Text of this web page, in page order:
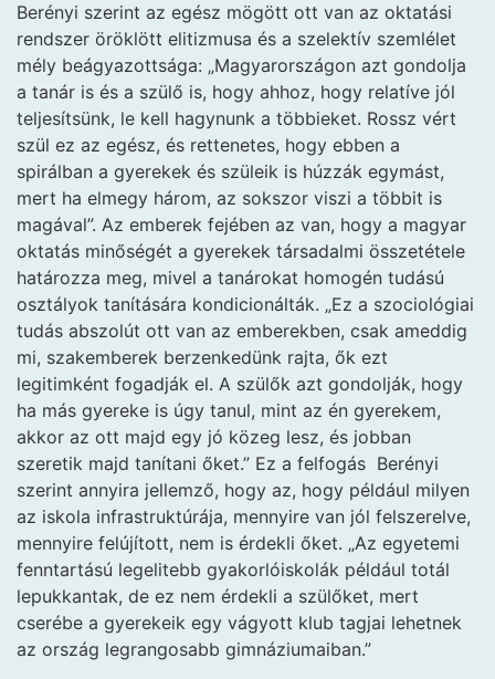
Berényi szerint az egész mögött ott van az oktatási
rendszer öröklött elitizmusa és a szelektív szemlélet
mély beágyazottsága: „Magyarországon azt gondolja
a tanár is és a szülő is, hogy ahhoz, hogy relatíve jól
teljesítsünk, le kell hagynunk a többieket. Rossz vért
szül ez az egész, és rettenetes, hogy ebben a
spirálban a gyerekek és szüleik is húzzák egymást,
mert ha elmegy három, az sokszor viszi a többit is
magával”. Az emberek fejében az van, hogy a magyar
oktatás minőségét a gyerekek társadalmi összetétele
határozza meg, mivel a tanárokat homogén tudású
osztályok tanítására kondicionálták. „Ez a szociológiai
tudás abszolút ott van az emberekben, csak ameddig
mi, szakemberek berzenkedünk rajta, ők ezt
legitimként fogadják el. A szülők azt gondolják, hogy
ha más gyereke is úgy tanul, mint az én gyerekem,
akkor az ott majd egy jó közeg lesz, és jobban
szeretik majd tanítani őket.” Ez a felfogás Berényi
szerint annyira jellemző, hogy az, hogy például milyen
az iskola infrastruktúrája, mennyire van jól felszerelve,
mennyire felújított, nem is érdekli őket. „Az egyetemi
fenntartású legelitebb gyakorlóiskolák például totál
lepukkantak, de ez nem érdekli a szülőket, mert
cserébe a gyerekeik egy vágyott klub tagjai lehetnek
az ország legrangosabb gimnáziumaiban.”